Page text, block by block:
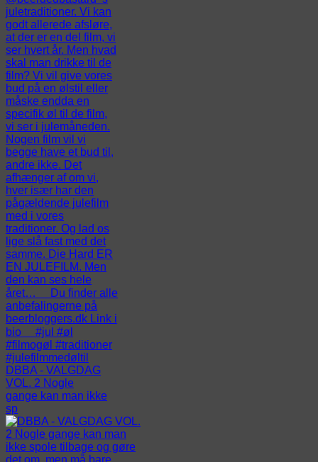
DBBA - VALGDAG
VOL. 2 Nogle
gange kan man ikke
sp